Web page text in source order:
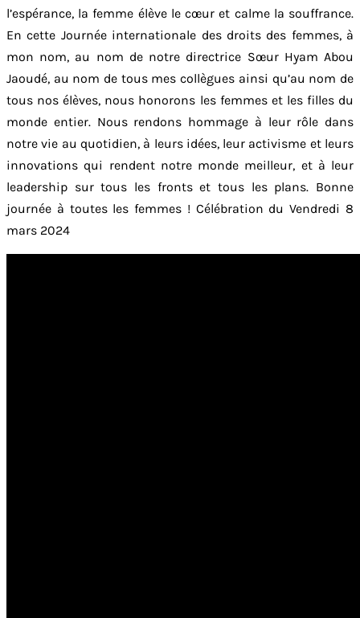
l’espérance, la femme élève le cœur et calme la souffrance.
En cette Journée internationale des droits des femmes, à
mon nom, au nom de notre directrice Sœur Hyam Abou
Jaoudé, au nom de tous mes collègues ainsi qu’au nom de
tous nos élèves, nous honorons les femmes et les filles du
monde entier. Nous rendons hommage à leur rôle dans
notre vie au quotidien, à leurs idées, leur activisme et leurs
innovations qui rendent notre monde meilleur, et à leur
leadership sur tous les fronts et tous les plans. Bonne
journée à toutes les femmes ! Célébration du Vendredi 8
mars 2024